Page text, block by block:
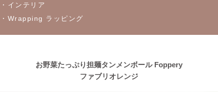
・インテリア
・Wrapping ラッピング
お野菜たっぷり担麺タンメンボール Foppery
ファブリオレンジ